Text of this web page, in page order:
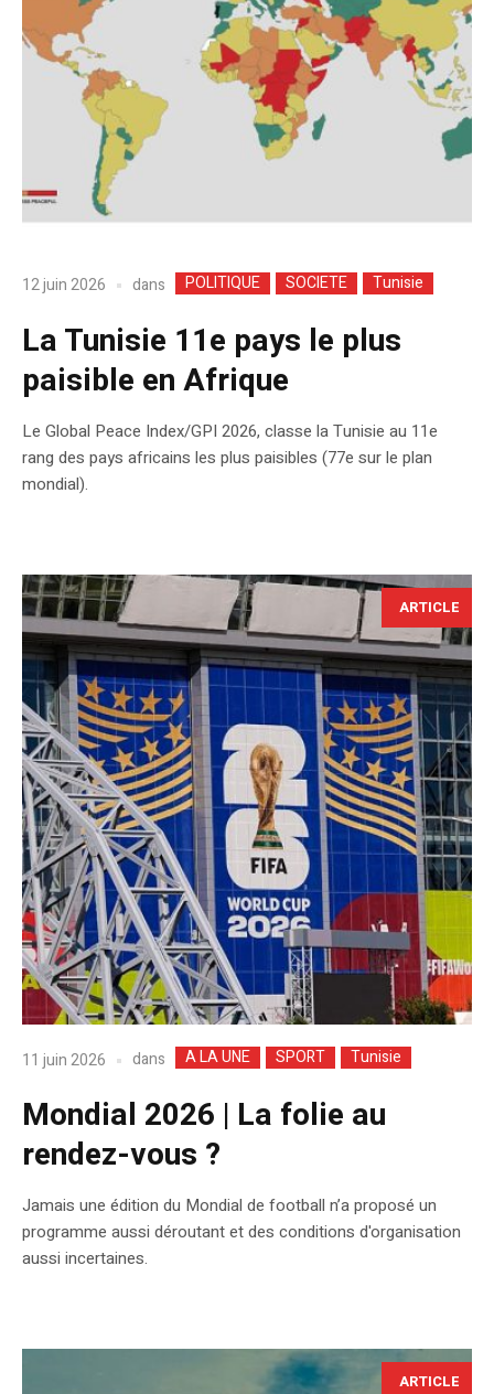
12 juin 2026 dans POLITIQUE SOCIETE Tunisie
La Tunisie 11e pays le plus
paisible en Afrique
Le Global Peace Index/GPI 2026, classe la Tunisie au 11e
rang des pays africains les plus paisibles (77e sur le plan
mondial).
ARTICLE
11 juin 2026 dans A LA UNE SPORT Tunisie
Mondial 2026 | La folie au
rendez-vous ?
Jamais une édition du Mondial de football n’a proposé un
programme aussi déroutant et des conditions d'organisation
aussi incertaines.
ARTICLE